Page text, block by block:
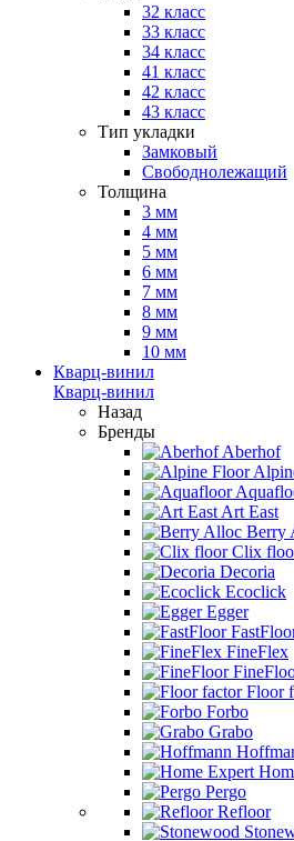
32 класс
33 класс
34 класс
41 класс
42 класс
43 класс
Тип укладки
Замковый
Свободнолежащий
Толщина
3 мм
4 мм
5 мм
6 мм
7 мм
8 мм
9 мм
10 мм
Кварц-винил
Кварц-винил
Назад
Бренды
Aberhof
Art East
Berry
Clix
Decoria
Ecoclick
Egger
FineFlex
Floor
Forbo
Grabo
Pergo
Refloor